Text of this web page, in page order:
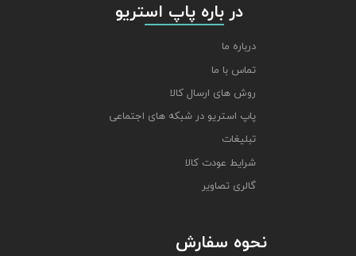
نحوه سفارش
​​​​​​​ در باره پاپ استریو
درباره ما
تماس با ما
روش های ارسال کالا
پاپ استریو در شبکه های اجتماعی
تبلیغات
شرایط عودت کالا
گالری تصاویر